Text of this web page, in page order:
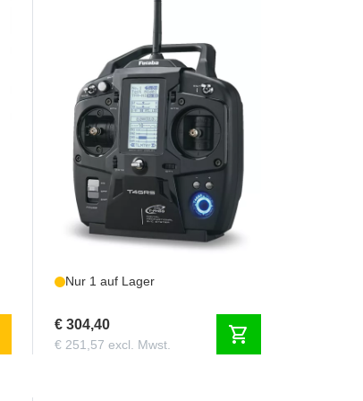
FPT4GR
FUTABA 4GRS + R304SB
Nur 1 auf Lager
€ 304,40
€ 251,57 excl. Mwst. shopping_cart